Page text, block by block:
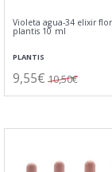
Violeta agua-34 elixir
plantis 10 ml
PLANTIS
9,55€ 10,50€